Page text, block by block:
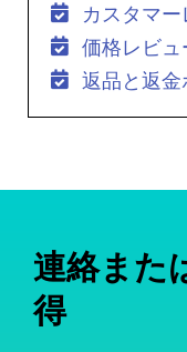
カスタマ
価格レビュ
返品と返金
連絡また
得